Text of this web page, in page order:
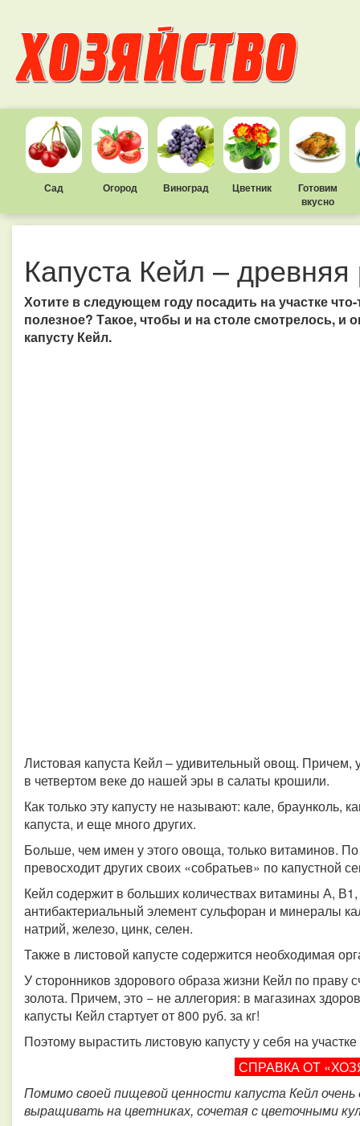
Сад Огород Виноград Цветник
Готовим
вкусно
Капуста Кейл – древняя
Хотите в следующем году посадить на участке
полезное? Такое, чтобы и на столе смотрелось, и
капусту Кейл.
Листовая капуста Кейл – удивительный овощ.
в четвертом веке до нашей эры в салаты крошили.
Как только эту капусту не называют: кале, браунколь,
капуста, и еще много других.
Больше, чем имен у этого овоща, только витаминов.
превосходит других своих «собратьев» по капустной
Кейл содержит в больших количествах витамины А,
антибактериальный элемент сульфоран и минералы
натрий, железо, цинк, селен.
Также в листовой капусте содержится необходимая
У сторонников здорового образа жизни Кейл по праву
золота. Причем, это − не аллегория: в магазинах
капусты Кейл стартует от 800 руб. за кг!
Поэтому вырастить листовую капусту у себя на
СПРАВКА ОТ
Помимо своей пищевой ценности капуста Кейл
выращивать на цветниках, сочетая с цветочными